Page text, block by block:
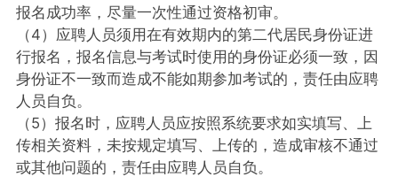
报名成功率，尽量一次性通过资格初审。
（4）应聘人员须用在有效期内的第二代居民身份证进
行报名，报名信息与考试时使用的身份证必须一致，因
身份证不一致而造成不能如期参加考试的，责任由应聘
人员自负。
（5）报名时，应聘人员应按照系统要求如实填写、上
传相关资料，未按规定填写、上传的，造成审核不通过
或其他问题的，责任由应聘人员自负。